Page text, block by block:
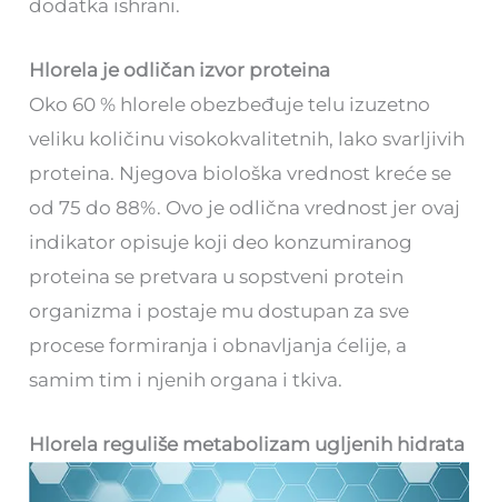
dodatka ishrani.
Hlorela je odličan izvor proteina
Oko 60 % hlorele obezbeđuje telu izuzetno
veliku količinu visokokvalitetnih, lako svarljivih
proteina. Njegova biološka vrednost kreće se
od 75 do 88%. Ovo je odlična vrednost jer ovaj
indikator opisuje koji deo konzumiranog
proteina se pretvara u sopstveni protein
organizma i postaje mu dostupan za sve
procese formiranja i obnavljanja ćelije, a
samim tim i njenih organa i tkiva.
Hlorela reguliše metabolizam ugljenih hidrata